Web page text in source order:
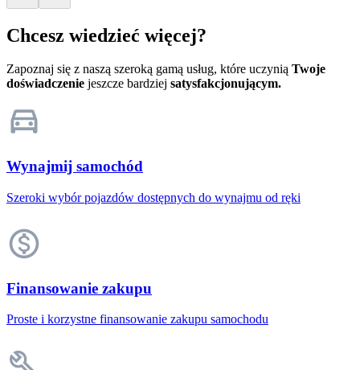
Chcesz wiedzieć więcej?
Zapoznaj się z naszą szeroką gamą usług, które uczynią Twoje
doświadczenie jeszcze bardziej satysfakcjonującym.
Wynajmij samochód
Szeroki wybór pojazdów dostępnych do wynajmu od ręki
Finansowanie zakupu
Proste i korzystne finansowanie zakupu samochodu